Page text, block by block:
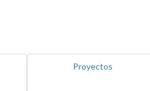
Proyectos